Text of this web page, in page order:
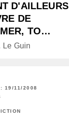
D'AILLEURS
DE
TO…
Le Guin
: 19/11/2008